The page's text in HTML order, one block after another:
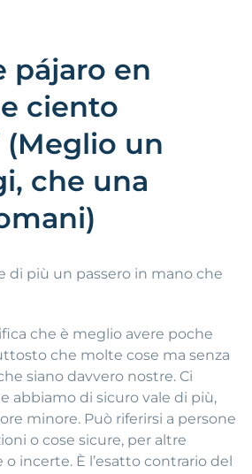
pájaro en
ciento
(Meglio un
che una
di più un passero in mano che
che è meglio avere poche
che molte cose ma senza
siano davvero nostre. Ci
abbiamo di sicuro vale di più,
minore. Può riferirsi a persone
o cose sicure, per altre
incerte. È l’esatto contrario del